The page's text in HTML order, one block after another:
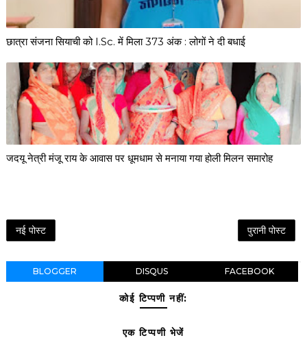
छात्रा संजना सियाची को I.Sc. में मिला 373 अंक : लोगों ने दी बधाई
जदयू नेत्री मंजू राय के आवास पर धूमधाम से मनाया गया होली मिलन समारोह
नई पोस्ट पुरानी पोस्ट
BLOGGER DISQUS FACEBOOK
कोई टिप्पणी नहीं:
एक टिप्पणी भेजें